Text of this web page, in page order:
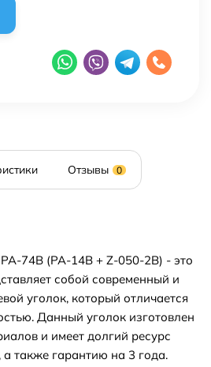
Отзывы 0
74B (PA-14B + Z-050-2B) - это
собой современный и
уголок, который отличается
Данный уголок изготовлен
и имеет долгий ресурс
а также гарантию на 3 года.